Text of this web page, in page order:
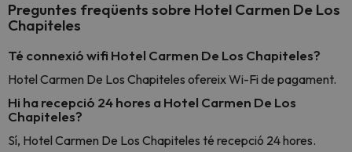
Preguntes freqüents sobre Hotel Carmen De Los
Chapiteles
Té connexió wifi Hotel Carmen De Los Chapiteles?
Hotel Carmen De Los Chapiteles ofereix Wi-Fi de pagament.
Hi ha recepció 24 hores a Hotel Carmen De Los
Chapiteles?
Sí, Hotel Carmen De Los Chapiteles té recepció 24 hores.